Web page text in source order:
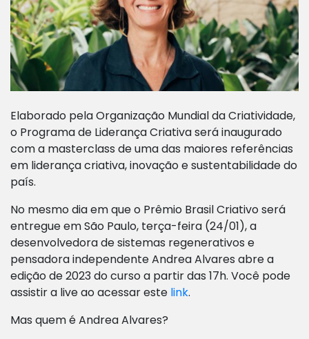
Elaborado pela Organização Mundial da Criatividade,
o Programa de Liderança Criativa será inaugurado
com a masterclass de uma das maiores referências
em liderança criativa, inovação e sustentabilidade do
país.
No mesmo dia em que o Prêmio Brasil Criativo será
entregue em São Paulo, terça-feira (24/01), a
desenvolvedora de sistemas regenerativos e
pensadora independente Andrea Alvares abre a
edição de 2023 do curso a partir das 17h. Você pode
assistir a live ao acessar este link.
Mas quem é Andrea Alvares?